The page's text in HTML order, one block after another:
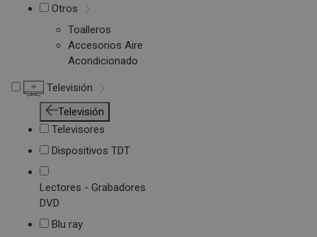
Otros
Toalleros
Accesorios Aire
Acondicionado
Televisión
Televisión
Televisores
Dispositivos TDT
Lectores - Grabadores
DVD
Blu ray